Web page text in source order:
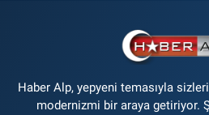
Haber Alp, yepyeni temasıyla
modernizmi bir araya getiriyor.